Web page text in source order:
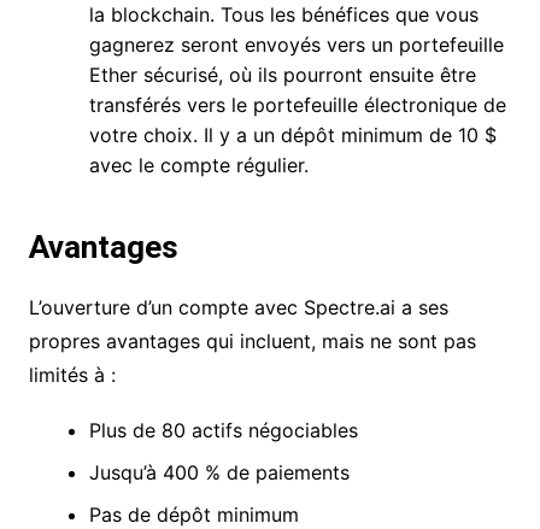
la blockchain. Tous les bénéfices que vous
gagnerez seront envoyés vers un portefeuille
Ether sécurisé, où ils pourront ensuite être
transférés vers le portefeuille électronique de
votre choix. Il y a un dépôt minimum de 10 $
avec le compte régulier.
Avantages
L’ouverture d’un compte avec Spectre.ai a ses
propres avantages qui incluent, mais ne sont pas
limités à :
Plus de 80 actifs négociables
Jusqu’à 400 % de paiements
Pas de dépôt minimum